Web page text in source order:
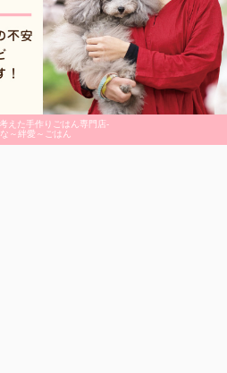
えた手作りごはん専門店-
～絆愛～ごはん